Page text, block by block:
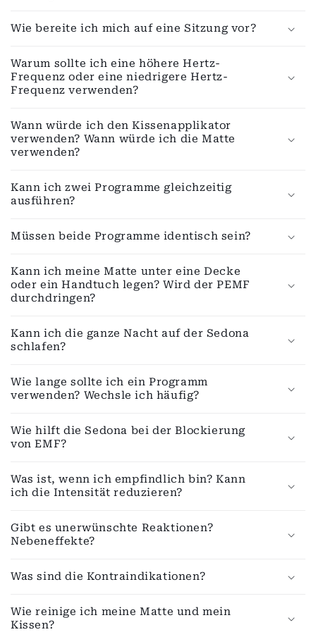
Wie bereite ich mich auf eine Sitzung vor?
Warum sollte ich eine höhere Hertz-
Frequenz oder eine niedrigere Hertz-
Frequenz verwenden?
Wann würde ich den Kissenapplikator
verwenden? Wann würde ich die Matte
verwenden?
Kann ich zwei Programme gleichzeitig
ausführen?
Müssen beide Programme identisch sein?
Kann ich meine Matte unter eine Decke
oder ein Handtuch legen? Wird der PEMF
durchdringen?
Kann ich die ganze Nacht auf der Sedona
schlafen?
Wie lange sollte ich ein Programm
verwenden? Wechsle ich häufig?
Wie hilft die Sedona bei der Blockierung
von EMF?
Was ist, wenn ich empfindlich bin? Kann
ich die Intensität reduzieren?
Gibt es unerwünschte Reaktionen?
Nebeneffekte?
Was sind die Kontraindikationen?
Wie reinige ich meine Matte und mein
Kissen?